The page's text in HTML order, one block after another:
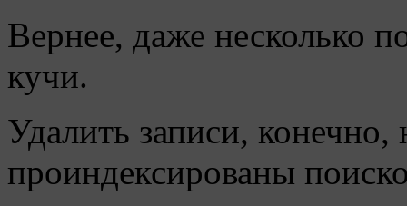
Вернее, даже несколько
кучи.
Удалить записи,
проиндексированы